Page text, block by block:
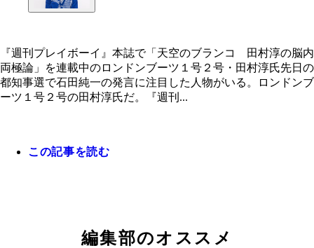
『週刊プレイボーイ』本誌で「天空のブランコ
の脳内両極論」を連載中のロンドンブーツ１号２
村淳氏
『週刊プレイボーイ』本誌で「天空のブランコ 田村淳の脳内
両極論」を連載中のロンドンブーツ１号２号・田村淳氏先日の
都知事選で石田純一の発言に注目した人物がいる。ロンドンブ
ーツ１号２号の田村淳氏だ。『週刊...
この記事を読む
編集部のオススメ